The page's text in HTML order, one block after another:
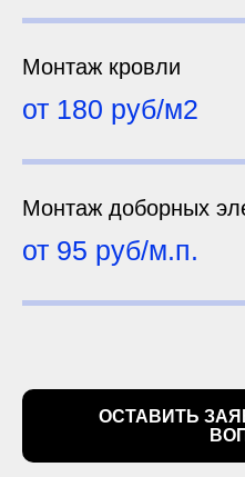
Монтаж кровли
от 180 руб/м2
Монтаж доборных
от 95 руб/м.п.
ОСТАВИТЬ